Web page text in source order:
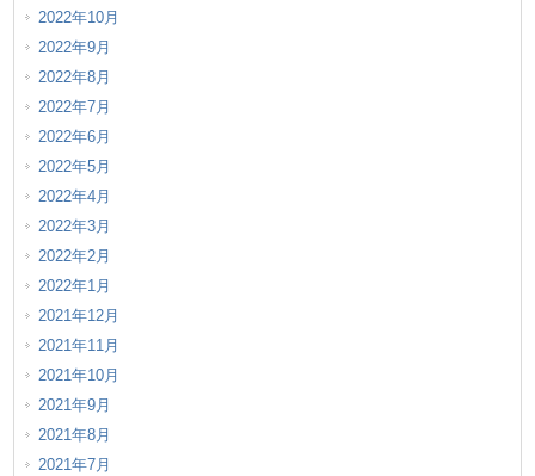
2022年10月
2022年9月
2022年8月
2022年7月
2022年6月
2022年5月
2022年4月
2022年3月
2022年2月
2022年1月
2021年12月
2021年11月
2021年10月
2021年9月
2021年8月
2021年7月